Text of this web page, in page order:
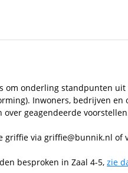
om onderling standpunten uit
Inwoners, bedrijven en
geagendeerde
griffie viagriffie@bunnik.nl of
besproken in Zaal 4-5,zie